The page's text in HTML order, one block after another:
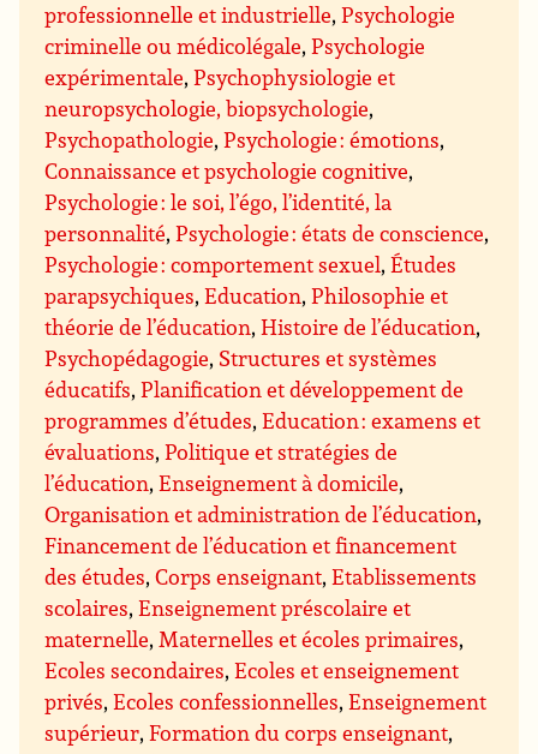
professionnelle et industrielle,Psychologie
criminelle ou médicolégale,Psychologie
expérimentale,Psychophysiologie et
neuropsychologie, biopsychologie,
Psychopathologie,Psychologie : émotions,
Connaissance et psychologie cognitive,
Psychologie : le soi, l’égo, l’identité, la
personnalité,Psychologie : états de conscience,
Psychologie : comportement sexuel,Études
parapsychiques,Education,Philosophie et
théorie de l’éducation,Histoire de l’éducation,
Psychopédagogie, Structures et systèmes
éducatifs,Planification et développement de
programmes d’études,Education : examens et
évaluations,Politique et stratégies de
l’éducation,Enseignement à domicile,
Organisation et administration de l’éducation,
Financement de l’éducation et financement
des études,Corps enseignant,Etablissements
scolaires,Enseignement préscolaire et
maternelle,Maternelles et écoles primaires,
Ecoles secondaires,Ecoles et enseignement
privés,Ecoles confessionnelles,Enseignement
supérieur,Formation du corps enseignant,